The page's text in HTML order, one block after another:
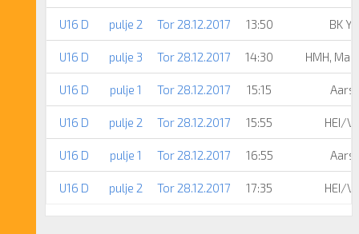
U16 D pulje 2 Tor 28.12.2017 13:50 BK
U16 D pulje 3 Tor 28.12.2017 14:30 HMH,
U16 D pulje 1 Tor 28.12.2017 15:15 Aars
U16 D pulje 2 Tor 28.12.2017 15:55 HEI/
U16 D pulje 1 Tor 28.12.2017 16:55 Aars
U16 D pulje 2 Tor 28.12.2017 17:35 HEI/